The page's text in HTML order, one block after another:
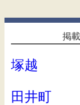
掲
塚越
田井町